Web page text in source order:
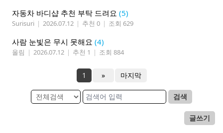
자동차 바디샵 추천 부탁 드려요 (5)
Surisuri | 2026.07.12 | 추천 0 | 조회 629
사람 눈빛은 무시 못해요 (4)
올림 | 2026.07.12 | 추천 1 | 조회 884
1 » 마지막
검색
글쓰기